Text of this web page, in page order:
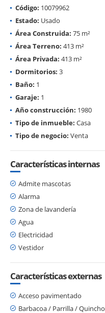
Código: 10079962
Estado: Usado
Área Construida: 75 m²
Área Terreno: 413 m²
Área Privada: 413 m²
Dormitorios: 3
Baño: 1
Garaje: 1
Año construcción: 1980
Tipo de inmueble: Casa
Tipo de negocio: Venta
Características internas
Admite mascotas
Alarma
Zona de lavandería
Agua
Electricidad
Vestidor
Características externas
Acceso pavimentado
Barbacoa / Parrilla / Quincho